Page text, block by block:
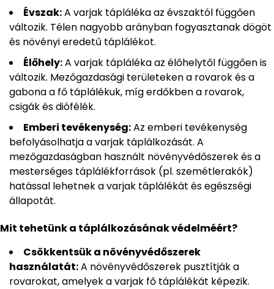
Évszak:A varjak tápláléka az évszaktól függően
változik. Télen nagyobb arányban fogyasztanak dögöt
és növényi eredetű táplálékot.
Élőhely:A varjak tápláléka az élőhelytől függően is
változik. Mezőgazdasági területeken a rovarok és a
gabona a fő táplálékuk, míg erdőkben a rovarok,
csigák és diófélék.
Emberi tevékenység:Az emberi tevékenység
befolyásolhatja a varjak táplálkozását. A
mezőgazdaságban használt növényvédőszerek és a
mesterséges táplálékforrások (pl. szemétlerakók)
hatással lehetnek a varjak táplálékát és egészségi
állapotát.
Mit tehetünk a táplálkozásának védelméért?
Csökkentsük a növényvédőszerek
használatát:A növényvédőszerek pusztítják a
rovarokat, amelyek a varjak fő táplálékát képezik.